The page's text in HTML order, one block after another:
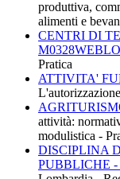
produttiva,
alimenti e
CENTRI DI
M0328WEBLO
Pratica
ATTIVITA'
attività:
modulistica -
DISCIPLINA
PUBBLICHE -